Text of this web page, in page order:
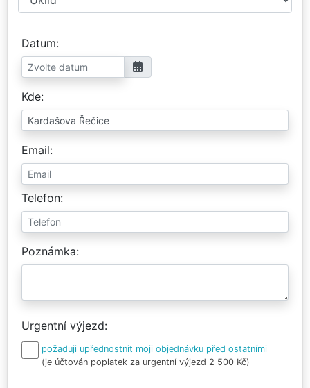
Datum
Kde
Email
Telefon
Poznámka
Urgentní výjezd
požaduji upřednostnit moji objednávku před ostatními
(je účtován poplatek za urgentní výjezd 2 500 Kč)